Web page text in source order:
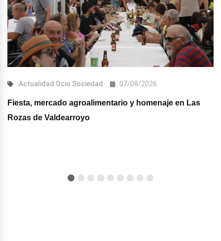
Actualidad Ocio Sociedad 07/08/2026
Fiesta, mercado agroalimentario y homenaje en Las
Rozas de Valdearroyo